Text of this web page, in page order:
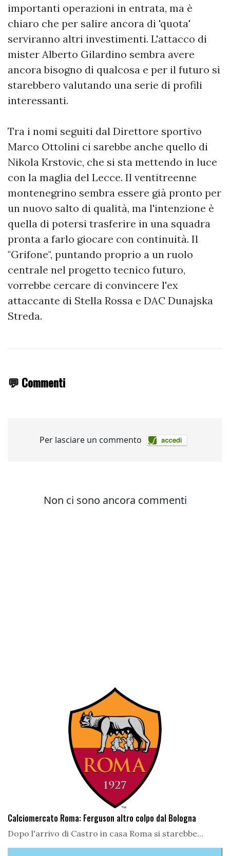
importanti operazioni in entrata, ma è
chiaro che per salire ancora di 'quota'
serviranno altri investimenti. L'attacco di
mister Alberto Gilardino sembra avere
ancora bisogno di qualcosa e per il futuro si
starebbero valutando una serie di profili
interessanti.
Tra i nomi seguiti dal Direttore sportivo
Marco Ottolini ci sarebbe anche quello di
Nikola Krstovic, che si sta mettendo in luce
con la maglia del Lecce. Il ventitreenne
montenegrino sembra essere già pronto per
un nuovo salto di qualità, ma l'intenzione è
quella di potersi trasferire in una squadra
pronta a farlo giocare con continuità. Il
"Grifone", puntando proprio a un ruolo
centrale nel progetto tecnico futuro,
vorrebbe cercare di convincere l'ex
attaccante di Stella Rossa e DAC Dunajska
Streda.
💬 Commenti
Calciomercato Roma: Ferguson altro colpo dal Bologna
Dopo l'arrivo di Castro in casa Roma si starebbe...